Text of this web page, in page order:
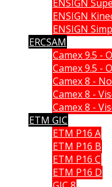
ENSIGN
ENSIGN
ENSIGN
ERCSAM
Camex 9.5 -
Camex 9.5 -
Camex 8 -
Camex 8 -
Camex 8 -
ETM GIC
ETM P16 A
ETM P16 B
ETM P16 C
ETM P16 D